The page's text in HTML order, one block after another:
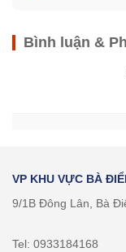
Bình luận &
VP KHU VỰC BÀ
9/1B Đông Lân, Bà
Tel: 0933184168